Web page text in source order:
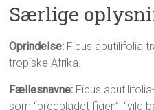
Særlige
Oprindelse: Ficus abutilifolia
tropiske Afrika.
Fællesnavne: Ficus
som “bredbladet figen”, “vild